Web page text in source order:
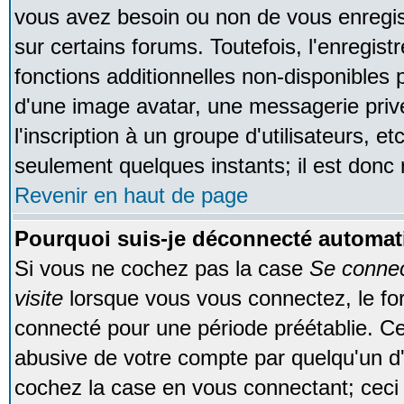
vous avez besoin ou non de vous
sur certains forums. Toutefois,
fonctions additionnelles non-disponibles
d'une image avatar, une messagerie
l'inscription à un groupe d'utilisateurs,
seulement quelques instants; il est
Revenir en haut de page
Pourquoi suis-je déconnecté
Si vous ne cochez pas la case Se
visite lorsque vous vous connectez, le
connecté pour une période préétablie.
abusive de votre compte par quelqu'un
cochez la case en vous connectant;